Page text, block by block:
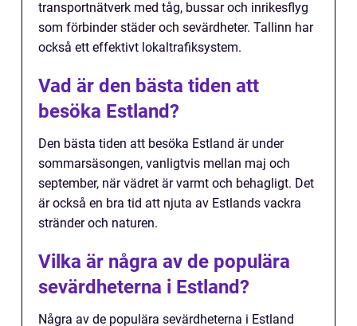
transportnätverk med tåg, bussar och inrikesflyg
som förbinder städer och sevärdheter. Tallinn har
också ett effektivt lokaltrafiksystem.
Vad är den bästa tiden att
besöka Estland?
Den bästa tiden att besöka Estland är under
sommarsäsongen, vanligtvis mellan maj och
september, när vädret är varmt och behagligt. Det
är också en bra tid att njuta av Estlands vackra
stränder och naturen.
Vilka är några av de populära
sevärdheterna i Estland?
Några av de populära sevärdheterna i Estland